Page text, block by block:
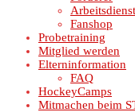
Fanshop
Probetraining
Mitglied werden
Elterninformation
FAQ
HockeyCamps
Mitmachen beim